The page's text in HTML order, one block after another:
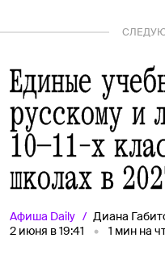
Единые
русскому и
10–11-х
школах в
Афиша Daily
Диана
2 июня в 19:41
1 мин на